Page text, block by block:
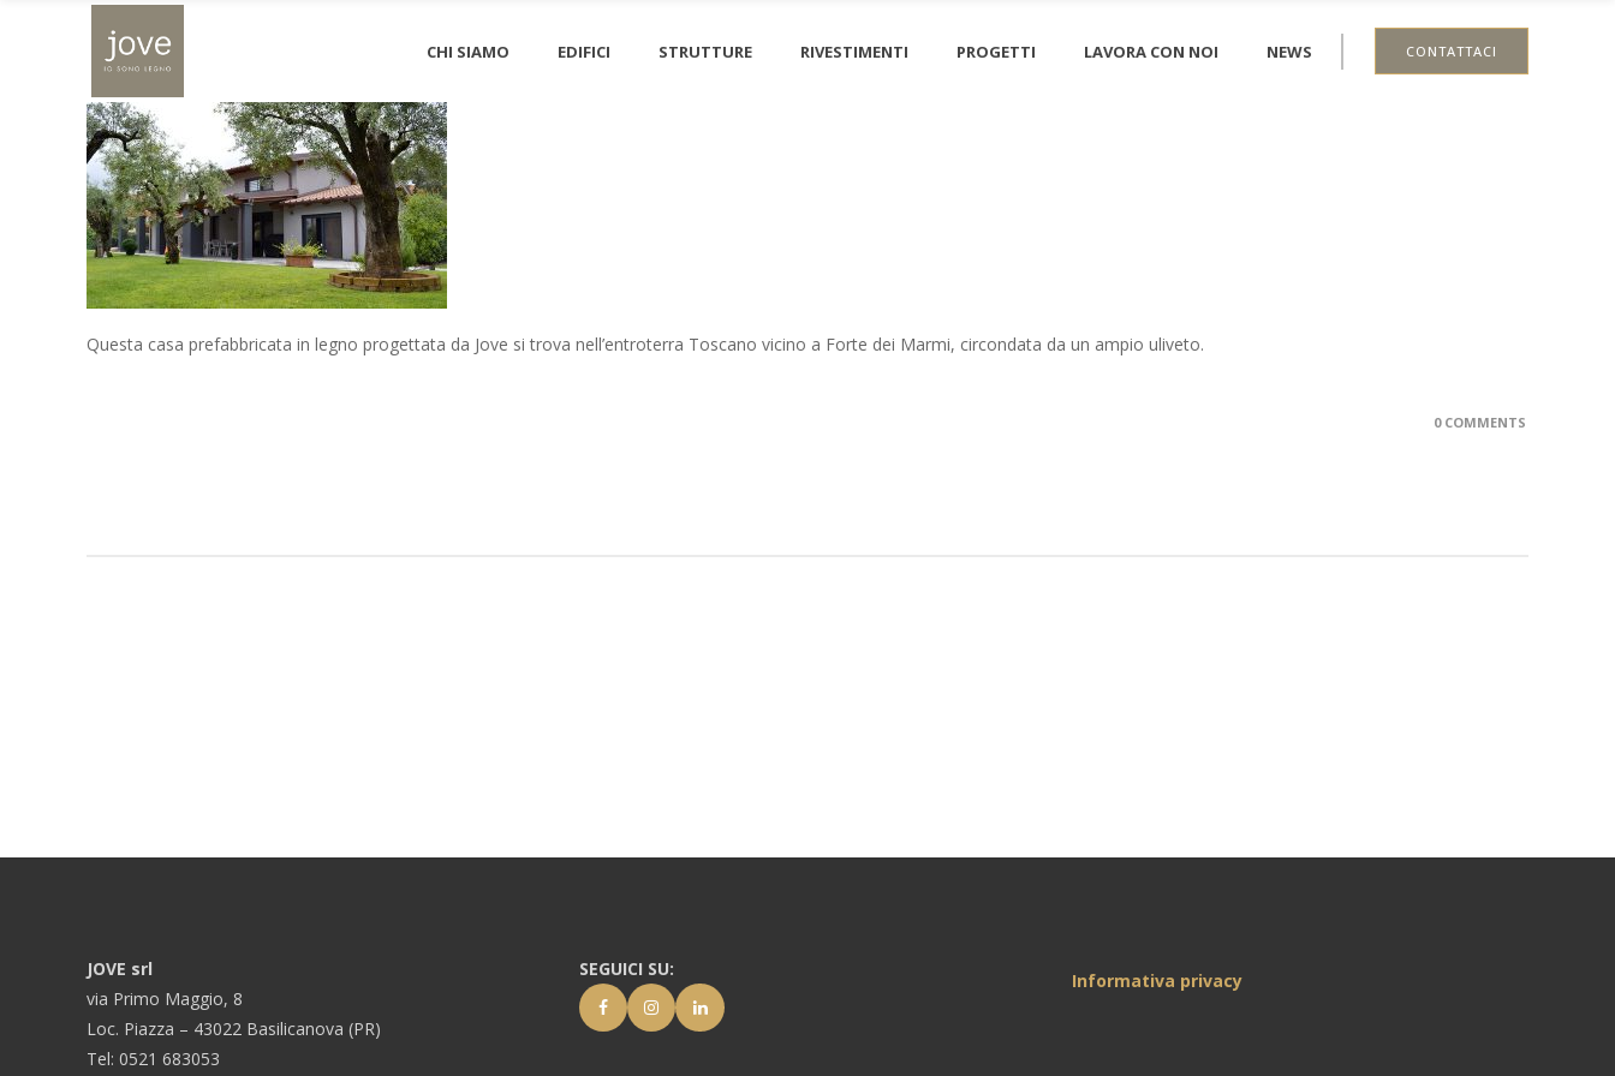
CHI SIAMO EDIFICI STRUTTURE RIVESTIMENTI PROGETTI LAVORA CON NOI NEWS CONTATTACI
serravezza
Questa casa prefabbricata in legno progettata da Jove si trova nell’entroterra Toscano vicino a Forte dei Marmi, circondata da un ampio uliveto.
0 COMMENTS
JOVE srl
via Primo Maggio, 8
Loc. Piazza – 43022 Basilicanova (PR)
Tel: 0521 683053
SEGUICI SU:
Informativa privacy